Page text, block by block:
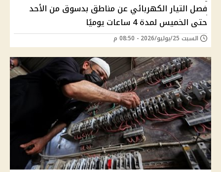
فصل التيار الكهربائي عن مناطق بدسوق من الأحد
حتى الخميس لمدة 4 ساعات يوميًا
السبت 25/يوليو/2026 - 08:50 م